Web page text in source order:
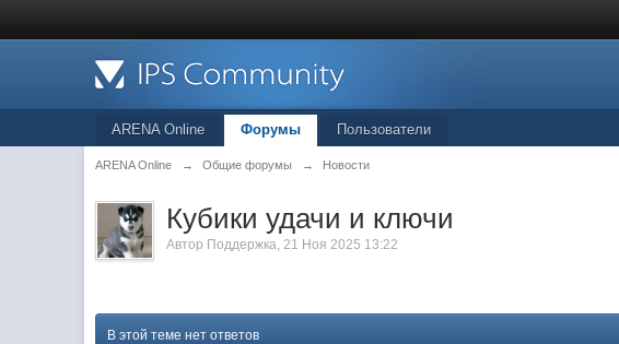
ARENA Online Форумы Пользователи
ARENA Online → Общие форумы → Новости
Кубики удачи и ключи
Автор Поддержка, 21 Ноя 2025 13:22
В этой теме нет ответов